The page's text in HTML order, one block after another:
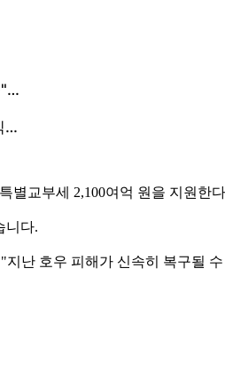
별교부세 2,100여억 원을 지원한
니다.
난 호우 피해가 신속히 복구될